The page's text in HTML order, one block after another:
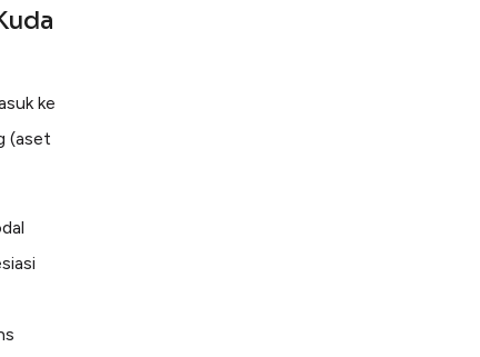
ke
(aset